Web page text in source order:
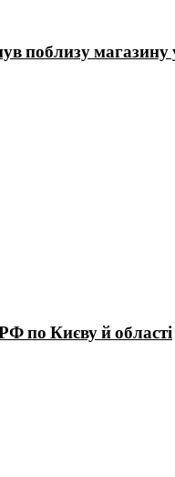
поблизу магазину
по Києву й області